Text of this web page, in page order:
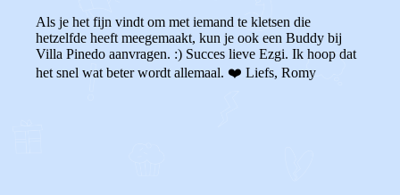
Als je het fijn vindt om met iemand te kletsen die
hetzelfde heeft meegemaakt, kun je ook een Buddy bij
Villa Pinedo aanvragen. :) Succes lieve Ezgi. Ik hoop dat
het snel wat beter wordt allemaal. ❤️ Liefs, Romy